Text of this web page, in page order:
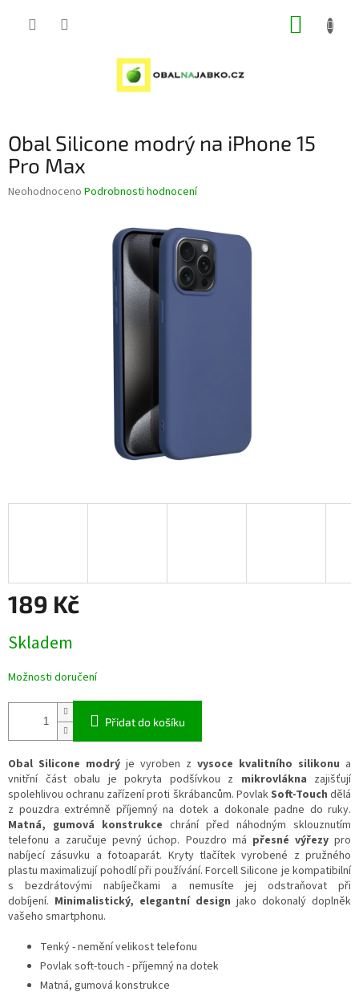
Obal Silicone modrý na iPhone 15
Pro Max
Průměrné
Neohodnoceno Podrobnosti hodnocení
189 Kč
cena:
Skladem
Možnosti doručení
Přidat do košíku
Obal Silicone modrý je vyroben z vysoce kvalitního silikonu a
vnitřní část obalu je pokryta podšívkou z mikrovlákna zajišťují
spolehlivou ochranu zařízení proti škrábancům. PovlakSoft-Touch dělá
z pouzdra extrémně příjemný na dotek a dokonale padne do ruky.
Matná, gumová konstrukce chrání před náhodným sklouznutím
telefonu a zaručuje pevný úchop. Pouzdro má přesné výřezypro
nabíjecí zásuvku a fotoaparát. Kryty tlačítek vyrobené z pružného
plastu maximalizují pohodlí při používání. Forcell Silicone je kompatibilní
s bezdrátovými nabíječkami a nemusíte jej odstraňovat při
dobíjení. Minimalistický, elegantní design jako dokonalý doplněk
vašeho smartphonu.
Tenký - nemění velikost telefonu
Povlak soft-touch - příjemný na dotek
Matná, gumová konstrukce